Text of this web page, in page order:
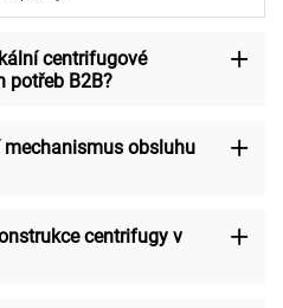
centrifugové
potřeb B2B?
obsluhu
centrifugy v